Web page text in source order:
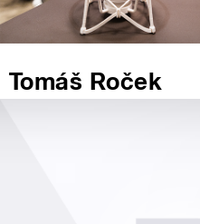
Tomáš Roček